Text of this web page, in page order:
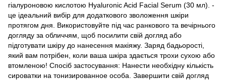
гіалуроновою кислотою Hyaluronic Acid Facial Serum (30 мл). -
це ідеальний вибір для додаткового зволоження шкіри
протягом дня. Використовуйте під час ранкового та вечірнього
догляду за обличчям, щоб посилити свій догляд або
підготувати шкіру до нанесення макіяжу. Заряд бадьорості,
який вам потрібен, коли ваша шкіра здається трохи сухою або
втомленою! Спосіб застосування: Нанести необхідну кількість
сироватки на тонизированное особа. Завершити свій догляд